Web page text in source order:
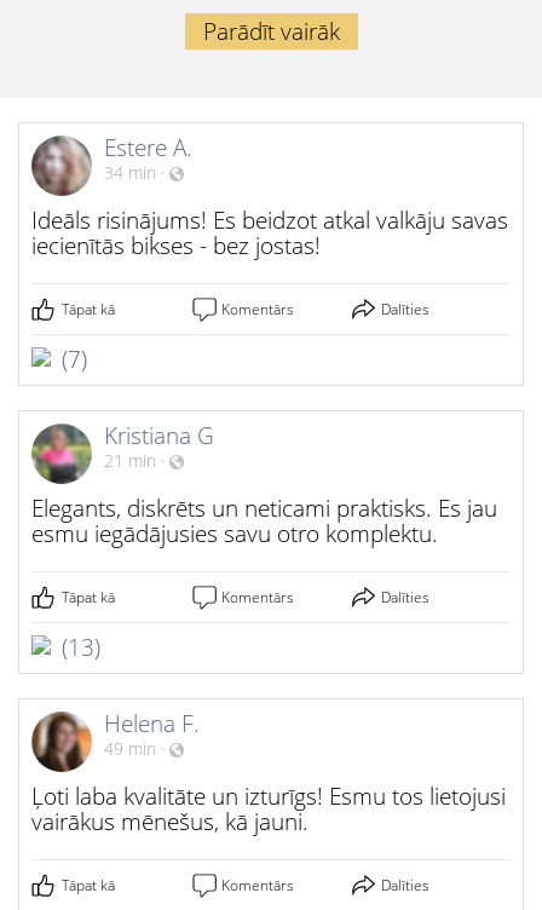
Parādīt vairāk
Estere A.
34 min ·
Ideāls risinājums! Es beidzot atkal valkāju savas
iecienītās bikses - bez jostas!
Tāpat kā Komentārs Dalīties
(7)
Kristiana G
21 min ·
Elegants, diskrēts un neticami praktisks. Es jau
esmu iegādājusies savu otro komplektu.
Tāpat kā Komentārs Dalīties
(13)
Helena F.
49 min ·
Ļoti laba kvalitāte un izturīgs! Esmu tos lietojusi
vairākus mēnešus, kā jauni.
Tāpat kā Komentārs Dalīties